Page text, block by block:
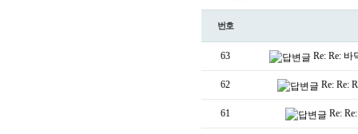
번호
63 Re: Re:
62 Re: Re:
61 Re: